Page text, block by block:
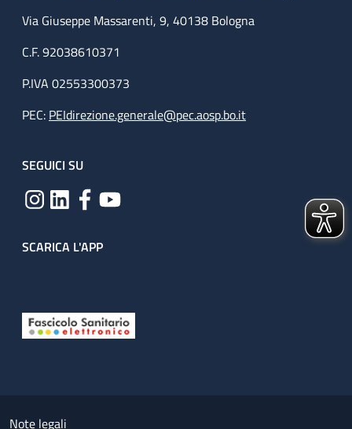
Via Giuseppe Massarenti, 9, 40138 Bologna
C.F. 92038610371
P.IVA 02553300373
PEC: PEIdirezione.generale@pec.aosp.bo.it
SEGUICI SU
SCARICA L'APP
Small prints
Note legali